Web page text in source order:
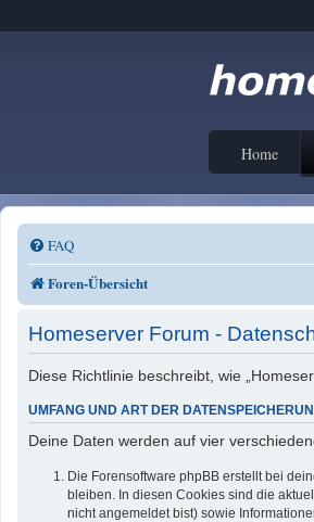
Home
FAQ
Foren-Übersicht
Homeserver Forum -
Diese Richtlinie beschreibt, wie
UMFANG UND ART DER
Deine Daten werden auf vier
Die Forensoftware phpBB erstellt bei
bleiben. In diesen Cookies sind die
nicht angemeldet bist) sowie